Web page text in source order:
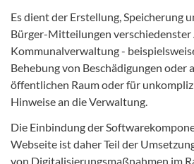
Es dient der Erstellung, Speicherung
Bürger-Mitteilungen verschiedenster
Kommunalverwaltung -
Behebung von Beschädigungen oder
öffentlichen Raum oder für
Hinweise an die Verwaltung.
Die Einbindung der
Webseite ist daher Teil der
von Digitalisierungsmaßnahmen im